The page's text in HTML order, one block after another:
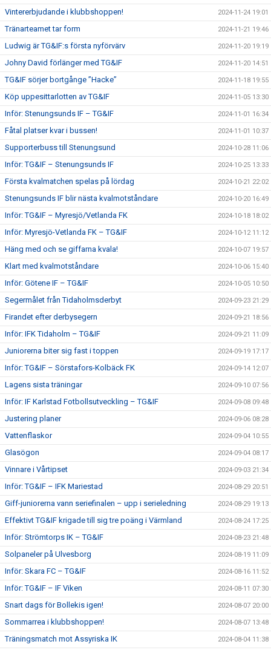
Vintererbjudande i klubbshoppen! 2024-11-24 19:01
Tränarteamet tar form 2024-11-21 19:46
Ludwig är TG&IF:s första nyförvärv 2024-11-20 19:19
Johny David förlänger med TG&IF 2024-11-20 14:51
TG&IF sörjer bortgånge ”Hacke” 2024-11-18 19:55
Köp uppesittarlotten av TG&IF 2024-11-05 13:30
Inför: Stenungsunds IF – TG&IF 2024-11-01 16:34
Fåtal platser kvar i bussen! 2024-11-01 10:37
Supporterbuss till Stenungsund 2024-10-28 11:06
Inför: TG&IF – Stenungsunds IF 2024-10-25 13:33
Första kvalmatchen spelas på lördag 2024-10-21 22:02
Stenungsunds IF blir nästa kvalmotståndare 2024-10-20 16:49
Inför: TG&IF – Myresjö/Vetlanda FK 2024-10-18 18:02
Inför: Myresjö-Vetlanda FK – TG&IF 2024-10-12 11:12
Häng med och se giffarna kvala! 2024-10-07 19:57
Klart med kvalmotståndare 2024-10-06 15:40
Inför: Götene IF – TG&IF 2024-10-05 10:50
Segermålet från Tidaholmsderbyt 2024-09-23 21:29
Firandet efter derbysegern 2024-09-21 18:56
Inför: IFK Tidaholm – TG&IF 2024-09-21 11:09
Juniorerna biter sig fast i toppen 2024-09-19 17:17
Inför: TG&IF – Sörstafors-Kolbäck FK 2024-09-14 12:07
Lagens sista träningar 2024-09-10 07:56
Inför: IF Karlstad Fotbollsutveckling – TG&IF 2024-09-08 09:48
Justering planer 2024-09-06 08:28
Vattenflaskor 2024-09-04 10:55
Glasögon 2024-09-04 08:17
Vinnare i Vårtipset 2024-09-03 21:34
Inför: TG&IF – IFK Mariestad 2024-08-29 20:51
Giff-juniorerna vann seriefinalen – upp i serieledning 2024-08-29 19:13
Effektivt TG&IF krigade till sig tre poäng i Värmland 2024-08-24 17:25
Inför: Strömtorps IK – TG&IF 2024-08-23 21:48
Solpaneler på Ulvesborg 2024-08-19 11:09
Inför: Skara FC – TG&IF 2024-08-16 11:52
Inför: TG&IF – IF Viken 2024-08-11 07:30
Snart dags för Bollekis igen! 2024-08-07 20:00
Sommarrea i klubbshoppen! 2024-08-07 13:48
Träningsmatch mot Assyriska IK 2024-08-04 11:38